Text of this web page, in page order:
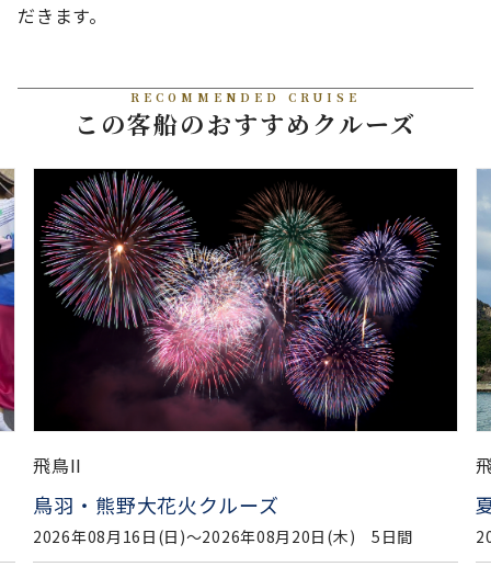
だきます。
RECOMMENDED CRUISE
この客船のおすすめクルーズ
飛鳥II
夏休み 岩国・しまなみ探訪クルーズ
2026年08月20日(木)〜2026年08月25日(火) 6日間